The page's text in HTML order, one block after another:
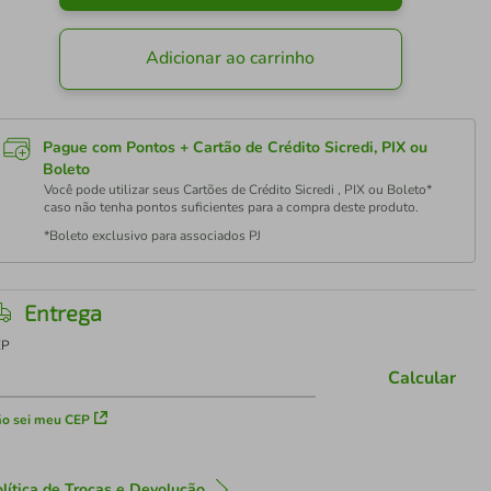
Adicionar ao carrinho
Pague com Pontos + Cartão de Crédito Sicredi, PIX ou
Boleto
Você pode utilizar seus Cartões de Crédito Sicredi , PIX ou Boleto*
caso não tenha pontos suficientes para a compra deste produto.
*Boleto exclusivo para associados PJ
Entrega
sei meu CEP
Calcular